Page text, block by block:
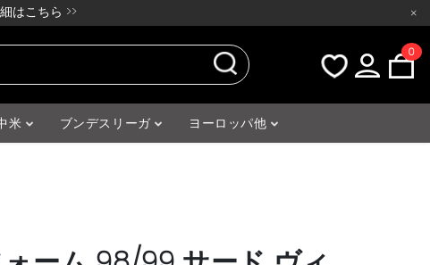
はこちら >> ×
0
米 ブンデスリーガ ヨーロッパ他